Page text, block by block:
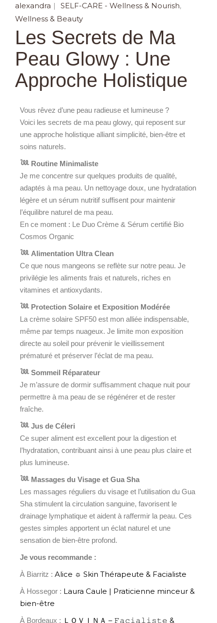
alexandra
SELF-CARE - Wellness & Nourish
Wellness & Beauty
Les Secrets de Ma
Peau Glowy : Une
Approche Holistique
Vous rêvez d’une peau radieuse et lumineuse ?
Voici les secrets de ma peau glowy, qui reposent sur
une approche holistique alliant simplicité, bien-être et
soins naturels.
𓆙 Routine Minimaliste
Je me concentre sur quelques produits de qualité,
adaptés à ma peau. Un nettoyage doux, une hydratation
légère et un sérum nutritif suffisent pour maintenir
l’équilibre naturel de ma peau.
En ce moment : Le Duo Crème & Sérum certifié Bio
Cosmos Organic
𓆙 Alimentation Ultra Clean
Ce que nous mangeons se reflète sur notre peau. Je
privilégie les aliments frais et naturels, riches en
vitamines et antioxydants.
𓆙 Protection Solaire et Exposition Modérée
La crème solaire SPF50 est mon alliée indispensable,
même par temps nuageux. Je limite mon exposition
directe au soleil pour prévenir le vieillissement
prématuré et préserver l’éclat de ma peau.
𓆙 Sommeil Réparateur
Je m’assure de dormir suffisamment chaque nuit pour
permettre à ma peau de se régénérer et de rester
fraîche.
𓆙 Jus de Céleri
Ce super aliment est excellent pour la digestion et
l’hydratation, contribuant ainsi à une peau plus claire et
plus lumineuse.
𓆙 Massages du Visage et Gua Sha
Les massages réguliers du visage et l’utilisation du Gua
Sha stimulent la circulation sanguine, favorisent le
drainage lymphatique et aident à raffermir la peau. Ces
gestes simples apportent un éclat naturel et une
sensation de bien-être profond.
Je vous recommande :
À Biarritz :Alice ☼ Skin Thérapeute & Facialiste
À Hossegor : Laura Caule | Praticienne minceur &
bien-être
À Bordeaux : ＬＯＶＩＮＡ – 𝙵𝚊𝚌𝚒𝚊𝚕𝚒𝚜𝚝𝚎 &